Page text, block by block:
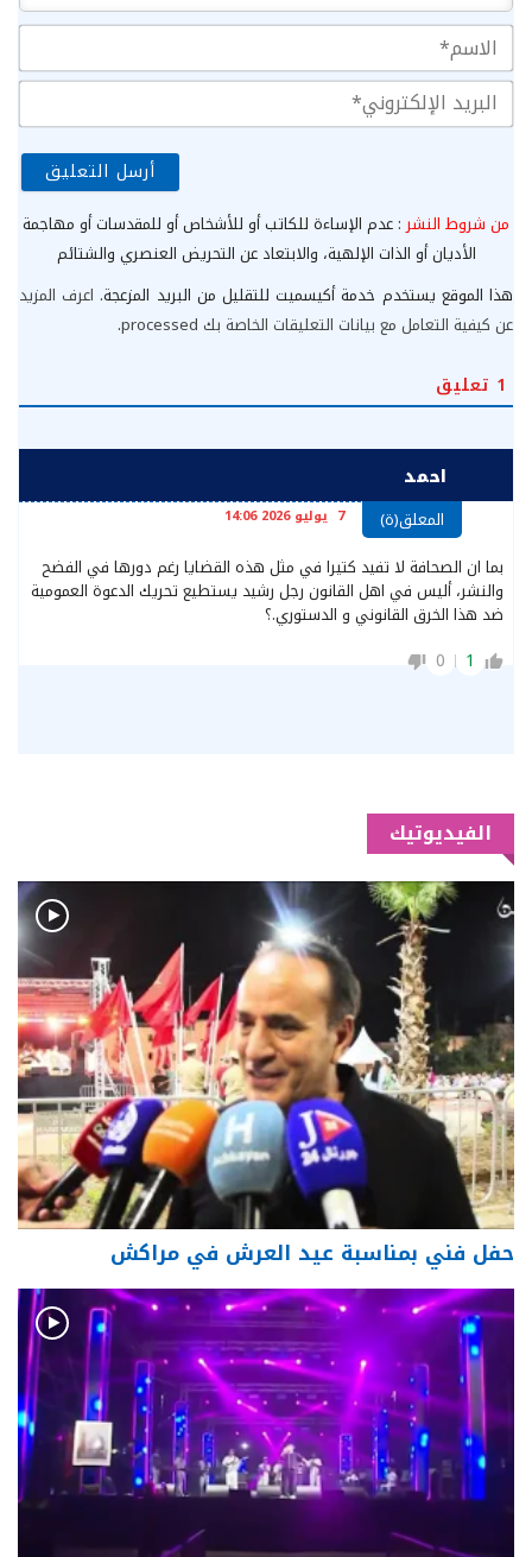
من شروط النشر : عدم الإساءة للكاتب أو للأشخاص أو للمقدسات أو مهاجمة
الأديان أو الذات الإلهية، والابتعاد عن التحريض العنصري والشتائم
هذا الموقع يستخدم خدمة أكيسميت للتقليل من البريد المزعجة. اعرف المزيد
عن كيفية التعامل مع بيانات التعليقات الخاصة بك processed
.
1 تعليق
احمد
المعلق(ة) 7 يوليو 2026 14:06
بما ان الصحافة لا تفيد كتيرا في مثل هذه القضايا رغم دورها في الفضح
والنشر، أليس في اهل القانون رجل رشيد يستطيع تحريك الدعوة العمومية
ضد هذا الخرق القانوني و الدستوري.؟
1
0
الفيديوتيك
حفل فني بمناسبة عيد العرش في مراكش